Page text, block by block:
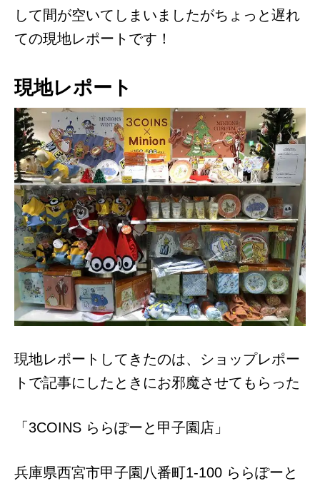
して間が空いてしまいましたがちょっと遅れ
ての現地レポートです！
現地レポート
現地レポートしてきたのは、ショップレポー
トで記事にしたときにお邪魔させてもらった
「3COINS ららぽーと甲子園店」
兵庫県西宮市甲子園八番町1-100 ららぽーと